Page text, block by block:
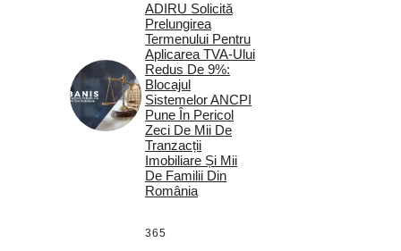
ADIRU Solicită
Prelungirea
Termenului Pentru
Aplicarea TVA-Ului
Redus De 9%:
Blocajul
Sistemelor ANCPI
Pune În Pericol
Zeci De Mii De
Tranzacții
Imobiliare Și Mii
De Familii Din
România
365